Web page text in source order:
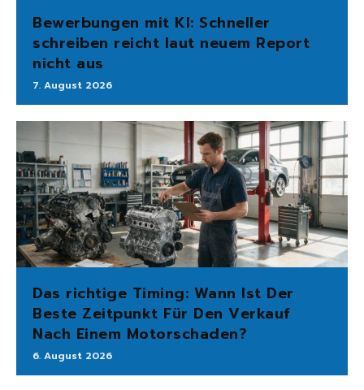
Bewerbungen mit KI: Schneller
schreiben reicht laut neuem Report
nicht aus
7. August 2026
Das richtige Timing: Wann Ist Der
Beste Zeitpunkt Für Den Verkauf
Nach Einem Motorschaden?
6. August 2026